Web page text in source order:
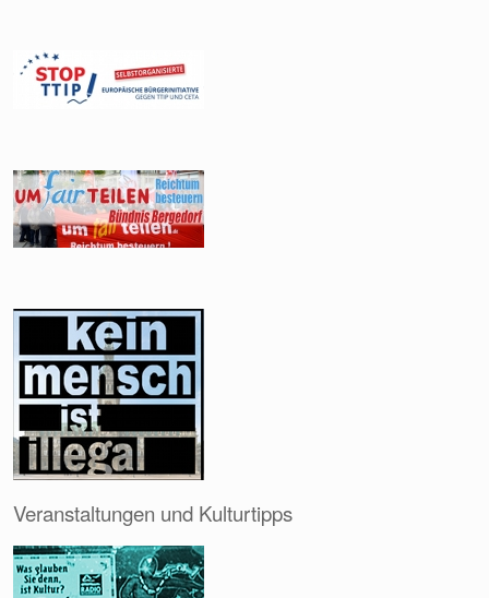
Veranstaltungen und Kulturtipps